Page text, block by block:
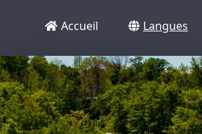
Accueil Langues